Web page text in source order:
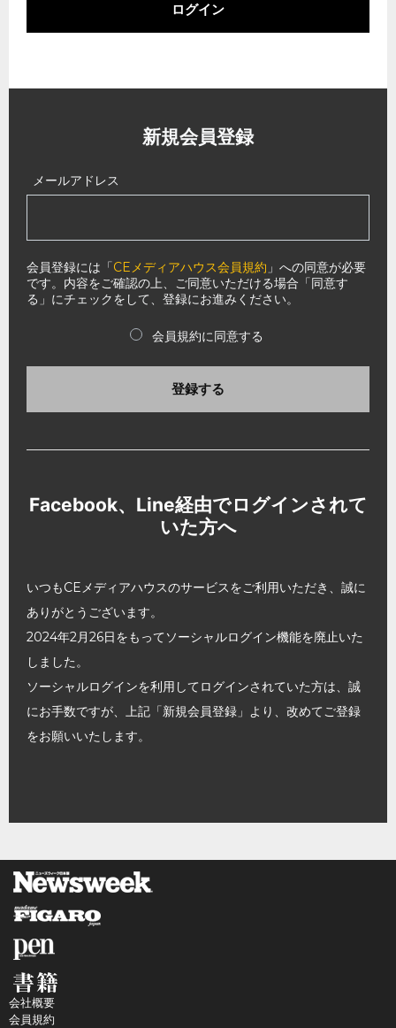
ログイン
新規会員登録
メールアドレス
会員登録には「CEメディアハウス会員規約 」への同意が必要
です。内容をご確認の上、ご同意いただける場合「同意す
る」にチェックをして、登録にお進みください。
会員規約に同意する
登録する
Facebook、Line経由でログインされて
いた方へ
いつもCEメディアハウスのサービスをご利用いただき、誠に
ありがとうございます。
2024年2月26日をもってソーシャルログイン機能を廃止いた
しました。
ソーシャルログインを利用してログインされていた方は、誠
にお手数ですが、上記「新規会員登録」より、改めてご登録
をお願いいたします。
会社概要
会員規約